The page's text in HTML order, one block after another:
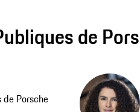
de
Porsche